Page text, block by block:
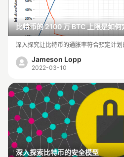
比特币的 2100 万 BTC 上限是如
深入探究让比特币的通胀率符合预定计划
Jameson Lopp
2022-03-10
深入探索比特币的安全模型